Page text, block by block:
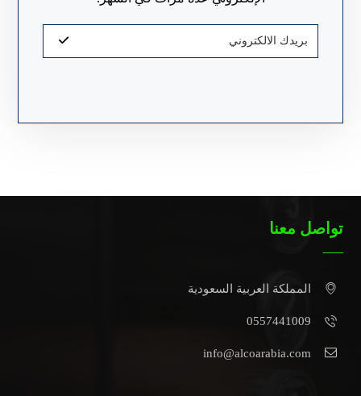
تواصل معنا
المملكة العربية السعودية
0557441009
info@alcoarabia.com